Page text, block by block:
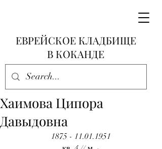
ЕВРЕЙСКОЕ КЛАДБИЩЕ
В КОКАНДЕ
Хаимова Ципора
Давыдовна
1875 - 11.01.1951